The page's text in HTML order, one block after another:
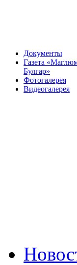
Документы
Газета
Булгар»
Фотогалерея
Видеогалерея